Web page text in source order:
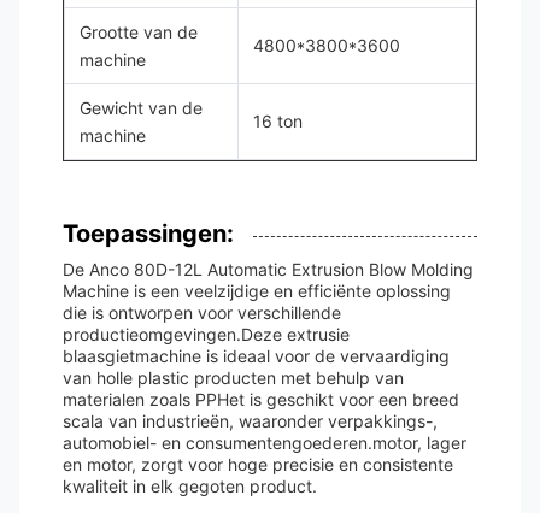
Grootte van de
machine
4800*3800*3600
Gewicht van de
machine
16 ton
Toepassingen:
De Anco 80D-12L Automatic Extrusion Blow Molding
Machine is een veelzijdige en efficiënte oplossing
die is ontworpen voor verschillende
productieomgevingen.Deze extrusie
blaasgietmachine is ideaal voor de vervaardiging
van holle plastic producten met behulp van
materialen zoals PPHet is geschikt voor een breed
scala van industrieën, waaronder verpakkings-,
automobiel- en consumentengoederen.motor, lager
en motor, zorgt voor hoge precisie en consistente
kwaliteit in elk gegoten product.